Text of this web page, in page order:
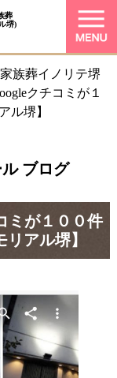
葬
堺)
家族葬イノリテ堺
クチコミが１
ル堺】
ブログ
ミが１００件
アル堺】